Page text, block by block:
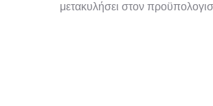
μετακυλήσει στον